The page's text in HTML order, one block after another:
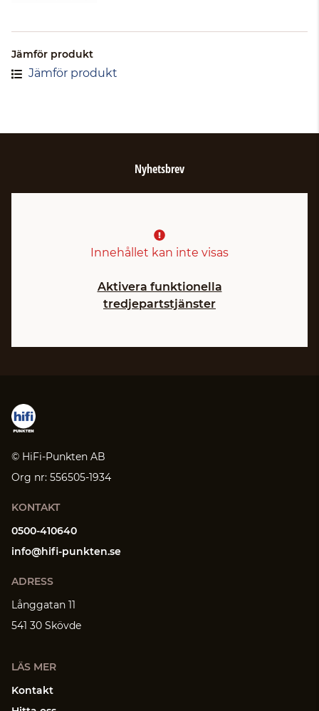
Jämför produkt
Jämför produkt
Nyhetsbrev
Innehållet kan inte visas
Aktivera funktionella
tredjepartstjänster
© HiFi-Punkten AB
Org nr: 556505-1934
KONTAKT
0500-410640
info@hifi-punkten.se
ADRESS
Långgatan 11
541 30 Skövde
LÄS MER
Kontakt